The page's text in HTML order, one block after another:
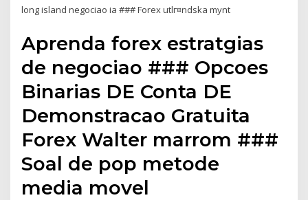
long island negociao ia ### Forex utlг¤ndska mynt
Aprenda forex estratgias
de negociao ### Opcoes
Binarias DE Conta DE
Demonstracao Gratuita
Forex Walter marrom ###
Soal de pop metode
media movel